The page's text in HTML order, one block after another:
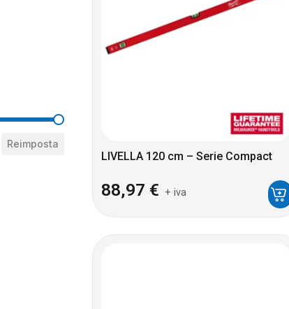
Reimposta
LIVELLA 120 cm – Serie Compact
88,97 € + iva